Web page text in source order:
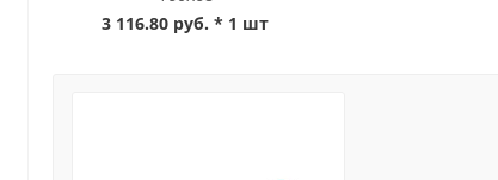
3 116.80 руб. * 1 шт